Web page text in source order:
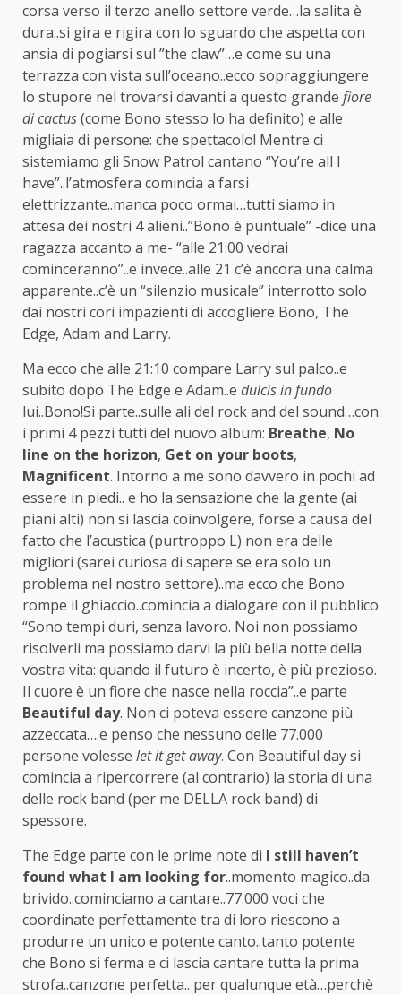
corsa verso il terzo anello settore verde…la salita è
dura..si gira e rigira con lo sguardo che aspetta con
ansia di pogiarsi sul ”the claw”…e come su una
terrazza con vista sull’oceano..ecco sopraggiungere
lo stupore nel trovarsi davanti a questo grande fiore
di cactus(come Bono stesso lo ha definito) e alle
migliaia di persone: che spettacolo! Mentre ci
sistemiamo gli Snow Patrol cantano “You’re all I
have”..l’atmosfera comincia a farsi
elettrizzante..manca poco ormai…tutti siamo in
attesa dei nostri 4 alieni..”Bono è puntuale” -dice una
ragazza accanto a me- “alle 21:00 vedrai
cominceranno”..e invece..alle 21 c’è ancora una calma
apparente..c’è un “silenzio musicale” interrotto solo
dai nostri cori impazienti di accogliere Bono, The
Edge, Adam and Larry.
Ma ecco che alle 21:10 compare Larry sul palco..e
subito dopo The Edge e Adam..e dulcis in fundo
lui..Bono!Si parte..sulle ali del rock and del sound…con
i primi 4 pezzi tutti del nuovo album: Breathe, No
line on the horizon, Get on your boots,
Magnificent. Intorno a me sono davvero in pochi ad
essere in piedi.. e ho la sensazione che la gente (ai
piani alti) non si lascia coinvolgere, forse a causa del
fatto che l’acustica (purtroppo L) non era delle
migliori (sarei curiosa di sapere se era solo un
problema nel nostro settore)..ma ecco che Bono
rompe il ghiaccio..comincia a dialogare con il pubblico
“Sono tempi duri, senza lavoro. Noi non possiamo
risolverli ma possiamo darvi la più bella notte della
vostra vita: quando il futuro è incerto, è più prezioso.
Il cuore è un fiore che nasce nella roccia”..e parte
Beautiful day. Non ci poteva essere canzone più
azzeccata….e penso che nessuno delle 77.000
persone volesse let it get away. Con Beautiful day si
comincia a ripercorrere (al contrario) la storia di una
delle rock band (per me DELLA rock band) di
spessore.
The Edge parte con le prime note di I still haven’t
found what I am looking for..momento magico..da
brivido..cominciamo a cantare..77.000 voci che
coordinate perfettamente tra di loro riescono a
produrre un unico e potente canto..tanto potente
che Bono si ferma e ci lascia cantare tutta la prima
strofa..canzone perfetta.. per qualunque età…perchè